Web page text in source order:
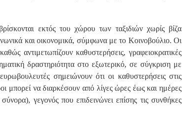
εκτός του χώρου των ταξιδιών χωρίς βίζα
και οικονομικά, σύμφωνα με το Κοινοβούλιο. Οι
αντιμετωπίζουν καθυστερήσεις, γραφειοκρατικές
δραστηριότητα στο εξωτερικό, σε σύγκριση με
σημειώνουν ότι οι καθυστερήσεις στις
μπορεί να διαρκέσουν από λίγες ώρες έως και ημέρες
γεγονός που επιδεινώνει επίσης τις συνθήκες